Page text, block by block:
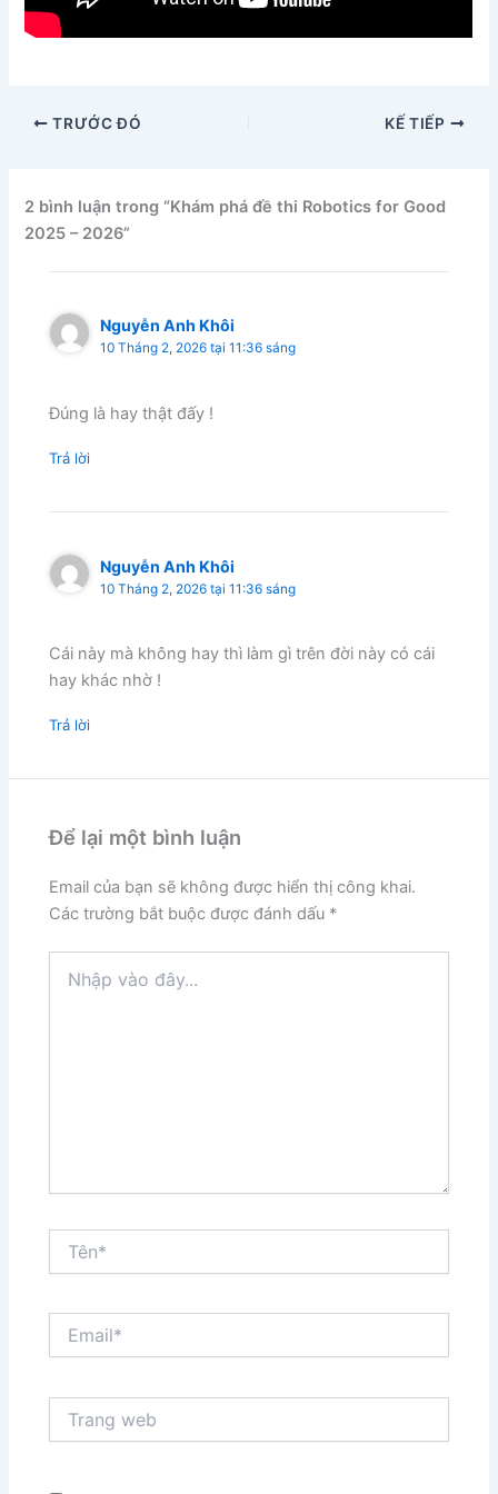
TRƯỚC ĐÓ KẾ TIẾP
2 bình luận trong “Khám phá đề thi Robotics for Good
2025 – 2026”
Nguyễn Anh Khôi
10 Tháng 2, 2026 tại 11:36 sáng
Đúng là hay thật đấy !
Trả lời
Nguyễn Anh Khôi
10 Tháng 2, 2026 tại 11:36 sáng
Cái này mà không hay thì làm gì trên đời này có cái
hay khác nhờ !
Trả lời
Để lại một bình luận
Email của bạn sẽ không được hiển thị công khai.
Các trường bắt buộc được đánh dấu *
vào
web